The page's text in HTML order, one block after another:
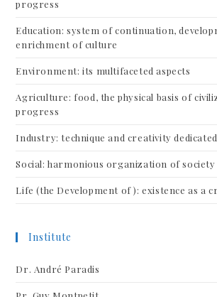
progress
Education: system of continuation,
enrichment of culture
Environment: its multifaceted aspects
Agriculture: food, the physical basis of
progress
Industry: technique and creativity
Social: harmonious organization of society
Life (the Development of ): existence as a
Institute
Dr. André Paradis